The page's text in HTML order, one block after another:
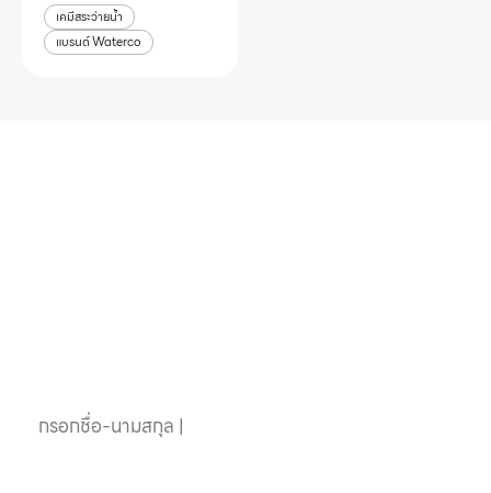
เคมีสระว่ายน้ำ
แบรนด์ Waterco